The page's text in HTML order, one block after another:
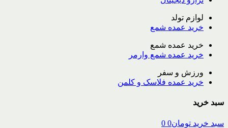
لوازم تولد
خرید عمده شمع
خرید عمده شمع
خرید عمده شمع وارمر
ورزش و سفر
خرید عمده فلاسک و کلمن
سبد خرید
سبد خرید تومان0
0